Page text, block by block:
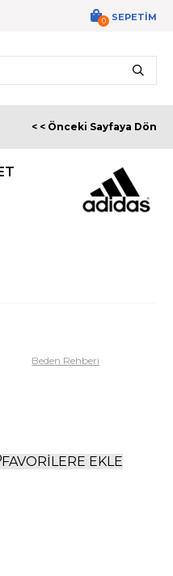
SEPETIM
0
< < Önceki Sayfaya Dön
Beden Rehberi
FAVORILERE EKLE